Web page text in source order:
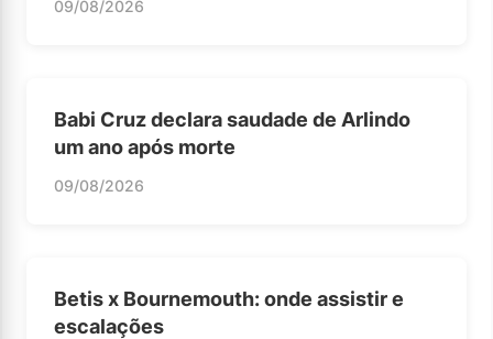
09/08/2026
Babi Cruz declara saudade de Arlindo
um ano após morte
09/08/2026
Betis x Bournemouth: onde assistir e
escalações